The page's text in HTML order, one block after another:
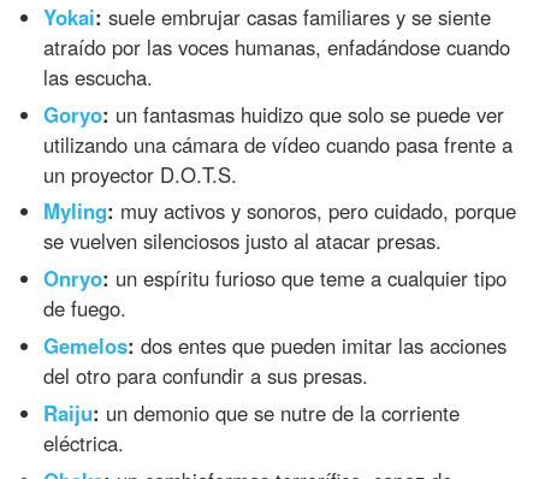
Yokai: suele embrujar casas familiares y se siente
atraído por las voces humanas, enfadándose cuando
las escucha.
Goryo: un fantasmas huidizo que solo se puede ver
utilizando una cámara de vídeo cuando pasa frente a
un proyector D.O.T.S.
Myling: muy activos y sonoros, pero cuidado, porque
se vuelven silenciosos justo al atacar presas.
Onryo: un espíritu furioso que teme a cualquier tipo
de fuego.
Gemelos: dos entes que pueden imitar las acciones
del otro para confundir a sus presas.
Raiju: un demonio que se nutre de la corriente
eléctrica.